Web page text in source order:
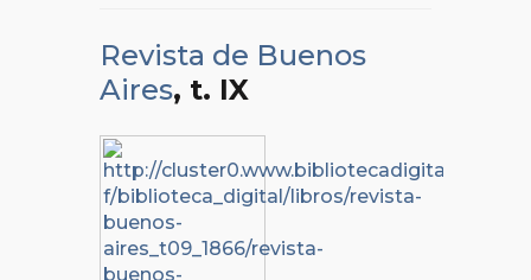
Revista de Buenos
Aires, t. IX